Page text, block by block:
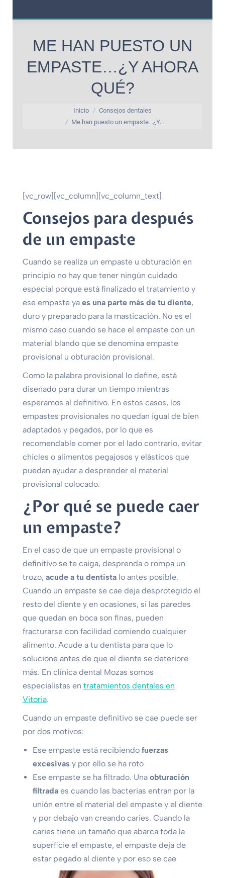
ME HAN PUESTO UN
EMPASTE…¿Y AHORA
QUÉ?
Inicio
Consejos dentales
Me han puesto un empaste…¿Y…
[vc_row][vc_column][vc_column_text]
Consejos para después
de un empaste
Cuando se realiza un empaste u obturación en
principio no hay que tener ningún cuidado
especial porque está finalizado el tratamiento y
ese empaste ya es una parte más de tu diente,
duro y preparado para la masticación. No es el
mismo caso cuando se hace el empaste con un
material blando que se denomina empaste
provisional u obturación provisional.
Como la palabra provisional lo define, está
diseñado para durar un tiempo mientras
esperamos al definitivo. En estos casos, los
empastes provisionales no quedan igual de bien
adaptados y pegados, por lo que es
recomendable comer por el lado contrario, evitar
chicles o alimentos pegajosos y elásticos que
puedan ayudar a desprender el material
provisional colocado.
¿Por qué se puede caer
un empaste?
En el caso de que un empaste provisional o
definitivo se te caiga, desprenda o rompa un
trozo, acude a tu dentistalo antes posible.
Cuando un empaste se cae deja desprotegido el
resto del diente y en ocasiones, si las paredes
que quedan en boca son finas, pueden
fracturarse con facilidad comiendo cualquier
alimento. Acude a tu dentista para que lo
solucione antes de que el diente se deteriore
más. En clínica dental Mozas somos
especialistas en tratamientos dentales en
Vitoria.
Cuando un empaste definitivo se cae puede ser
por dos motivos:
Ese empaste está recibiendo fuerzas
excesivasy por ello se ha roto
Ese empaste se ha filtrado. Una obturación
filtradaes cuando las bacterias entran por la
unión entre el material del empaste y el diente
y por debajo van creando caries. Cuando la
caries tiene un tamaño que abarca toda la
superficie el empaste, el empaste deja de
estar pegado al diente y por eso se cae